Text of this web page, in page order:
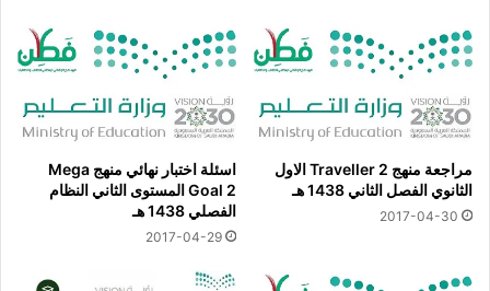
مراجعة منهج Traveller 2 الاول
الثانوي الفصل الثاني 1438 هـ
2017-04-30
اسئلة اختبار نهائي منهج Mega
Goal 2 المستوى الثاني النظام
الفصلي 1438 هـ
2017-04-29